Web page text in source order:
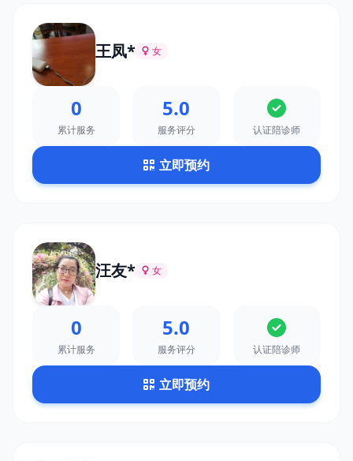
王凤* 女
0
累计服务
5.0
服务评分 认证陪诊师
立即预约
汪友* 女
0
累计服务
5.0
服务评分 认证陪诊师
立即预约